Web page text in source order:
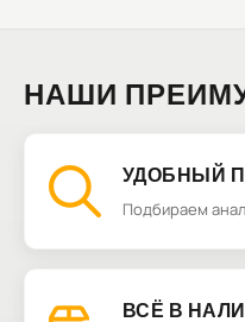
НАШИ
УДОБНЫЙ
Подбираем
ВСЁ В